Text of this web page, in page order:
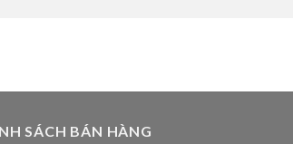
SÁCH BÁN HÀNG